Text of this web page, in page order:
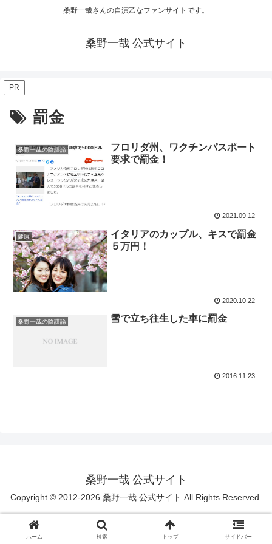
桑野一哉さんの自演乙なファンサイトです。
桑野一哉 公式サイト
PR
罰金
桑野一哉の陰謀論
フロリダ州、ワクチンパスポート
要求で罰金！
2021.09.12
健康
イタリアのカップル、キスで罰金
５万円！
2020.10.22
桑野一哉の陰謀論 雪で立ち往生した車に罰金
2016.11.23
桑野一哉 公式サイト
Copyright © 2012-2026 桑野一哉 公式サイト All Rights Reserved.
ホーム 検索 トップ サイドバー